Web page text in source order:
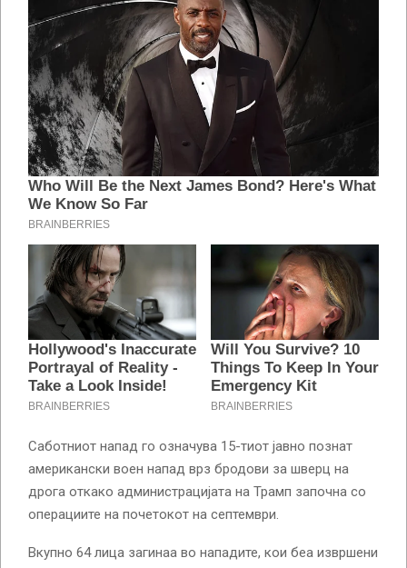
Саботниот напад го означува 15-тиот јавно познат
американски воен напад врз бродови за шверц на
дрога откако администрацијата на Трамп започна со
операциите на почетокот на септември.
Вкупно 64 лица загинаа во нападите, кои беа извршени